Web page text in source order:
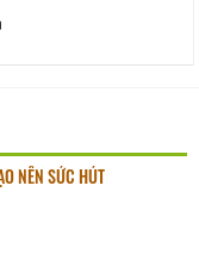
NÊN SỨC HÚT